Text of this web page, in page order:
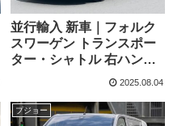
並行輸入 新車｜フォルク
スワーゲン トランスポー
ター・シャトル 右ハンド
ル英国仕様（2025-）に乗
要・スペック・価格の情
2025.08.04
プジョー